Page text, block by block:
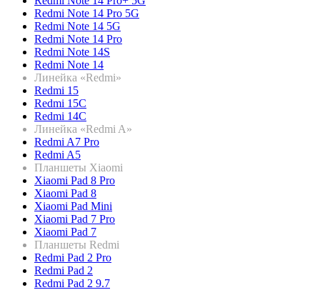
Redmi Note 14 Pro 5G
Redmi Note 14 5G
Redmi Note 14 Pro
Redmi Note 14S
Redmi Note 14
Линейка «Redmi»
Redmi 15
Redmi 15C
Redmi 14C
Линейка «Redmi A»
Redmi A7 Pro
Redmi A5
Планшеты Xiaomi
Xiaomi Pad 8 Pro
Xiaomi Pad 8
Xiaomi Pad Mini
Xiaomi Pad 7 Pro
Xiaomi Pad 7
Планшеты Redmi
Redmi Pad 2 Pro
Redmi Pad 2
Redmi Pad 2 9.7